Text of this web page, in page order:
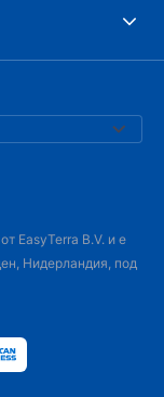
EasyTerra B.V. и е
Нидерландия, под